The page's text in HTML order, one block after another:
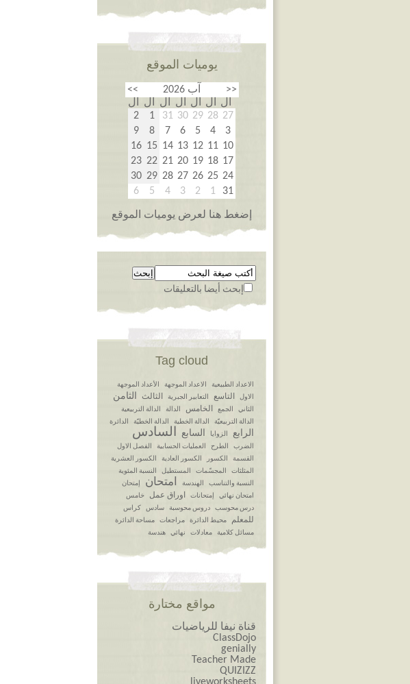
يوميات الموقع
<< آب 2026
>>
ال
ال ال ال ال ال
ال
27
28
29
30
31
1
2
3
4
5
6
7
8
9
10
11
12
13
14
15
16
17
18
19
20
21
22
23
24
25
26
27
28
29
30
31
1
2
3
4
5
6
إضغط هنا لعرض يوميات الموقع
إبحث أيضا بالتعليقات
Tag cloud
الاعداد الطبيعية الاعداد الموجهة
الأعداد الموجهة
الاول
التاسع التعابير الجبرية الثالث الثامن
الثاني الجمع الخامس الدالة
الدالة التربيعية
الدالة التربيعيّة
الدالة الخطية الدالة الخطيّة الدائرة
الرابع الزوايا السابع السادس
الضرب الطرح العمليات الحسابية
الفصل الاول
القسمة
الكسور الكسور العادية
الكسور العشرية
المثلثات
المجسّمات المستطيل
النسبة المئوية
النسبة والتناسب
الهندسة امتحان
إمتحان
امتحان نهائي
إمتحانات اوراق عمل
خامس
درس محوسب
دروس محوسبة سادس كراس
للمعلم محيط الدائرة مراجعات
مساحة الدائرة
مسائل كلامية
معادلات نهائي هندسة
مواقع مختارة
قناة نيفا للرياضيات
ClassDojo
genially
Teacher Made
QUIZIZZ